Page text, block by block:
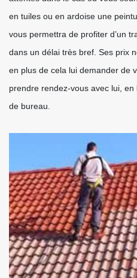
en tuiles ou en ardoise une
vous permettra de profiter d’un
dans un délai très bref. Ses prix
en plus de cela lui demander de
prendre rendez-vous avec lui, en
de bureau.